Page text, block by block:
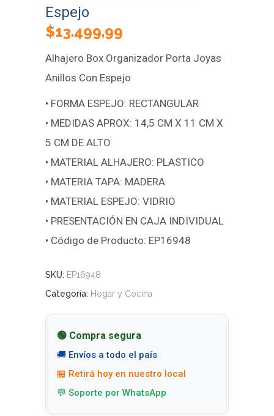
Espejo
$13.499,99
Alhajero Box Organizador Porta Joyas
Anillos Con Espejo
• FORMA ESPEJO: RECTANGULAR
• MEDIDAS APROX: 14,5 CM X 11 CM X
5 CM DE ALTO
• MATERIAL ALHAJERO: PLASTICO
• MATERIA TAPA: MADERA
• MATERIAL ESPEJO: VIDRIO
• PRESENTACIÓN EN CAJA INDIVIDUAL
• Código de Producto: EP16948
SKU: EP16948
Categoría: Hogar y Cocina
🟢 Compra segura
🚚 Envíos a todo el país
🏪 Retirá hoy en nuestro local
💬 Soporte por WhatsApp